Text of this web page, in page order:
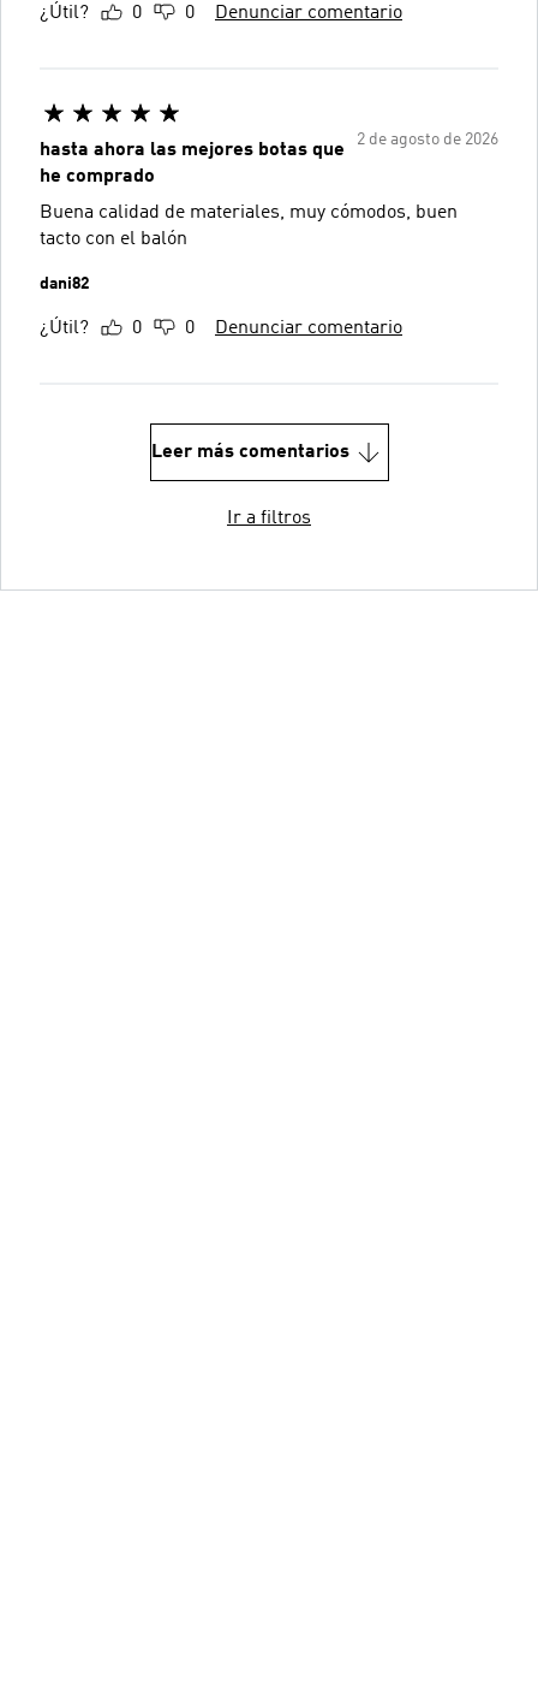
¿Útil? 0 0 Denunciar comentario
2 de agosto de 2026
hasta ahora las mejores botas que
he comprado
Buena calidad de materiales, muy cómodos, buen
tacto con el balón
dani82
¿Útil? 0 0 Denunciar comentario
Leer más comentarios
Ir a filtros